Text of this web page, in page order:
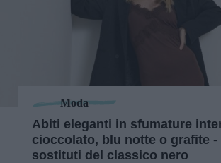
Moda
Abiti eleganti in sfumature
cioccolato, blu notte o grafite
sostituti del classico nero